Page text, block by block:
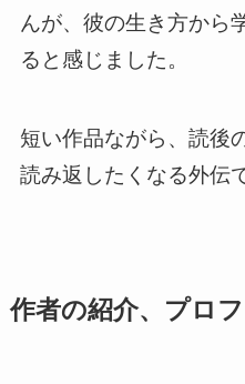
んが、彼の生き方から
ると感じました。
短い作品ながら、読後
読み返したくなる外伝
作者の紹介、プロ